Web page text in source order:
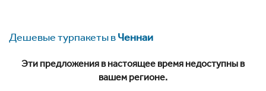
Дешевые турпакеты вЧеннаи
Эти предложения в настоящее время недоступны в
вашем регионе.